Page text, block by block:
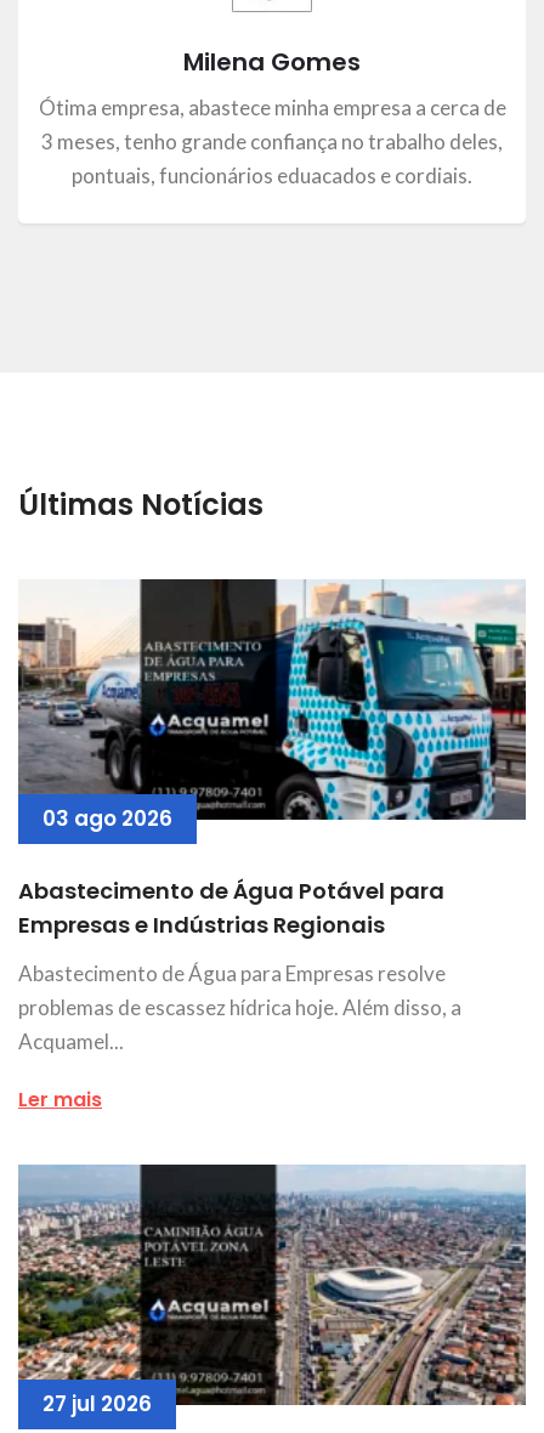
Milena Gomes
Ótima empresa, abastece minha empresa a cerca de
3 meses, tenho grande confiança no trabalho deles,
pontuais, funcionários eduacados e cordiais.
Últimas Notícias
03 ago 2026
Abastecimento de Água Potável para
Empresas e Indústrias Regionais
Abastecimento de Água para Empresas resolve
problemas de escassez hídrica hoje. Além disso, a
Acquamel...
Ler mais
27 jul 2026